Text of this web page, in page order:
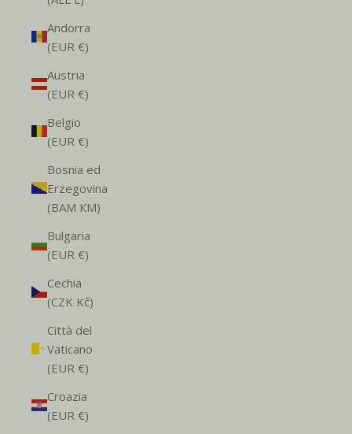
Andorra
(EUR €)
Austria
(EUR €)
Belgio
(EUR €)
Bosnia ed
Erzegovina
(BAM КМ)
Bulgaria
(EUR €)
Cechia
(CZK Kč)
Città del
Vaticano
(EUR €)
Croazia
(EUR €)